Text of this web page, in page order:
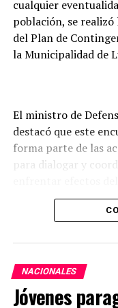
las inversiones de
municipales en esta
En tanto que los
buscan mejorar la
eléctrico en todo el
cualquier
población, se
del Plan de
la Municipalidad de
El ministro de
destacó que este
forma parte de las
para dialogar y
Remarcó que
las Fuerzas
ayudar para que la
fenómeno climático
NACIONALES
Jóvenes